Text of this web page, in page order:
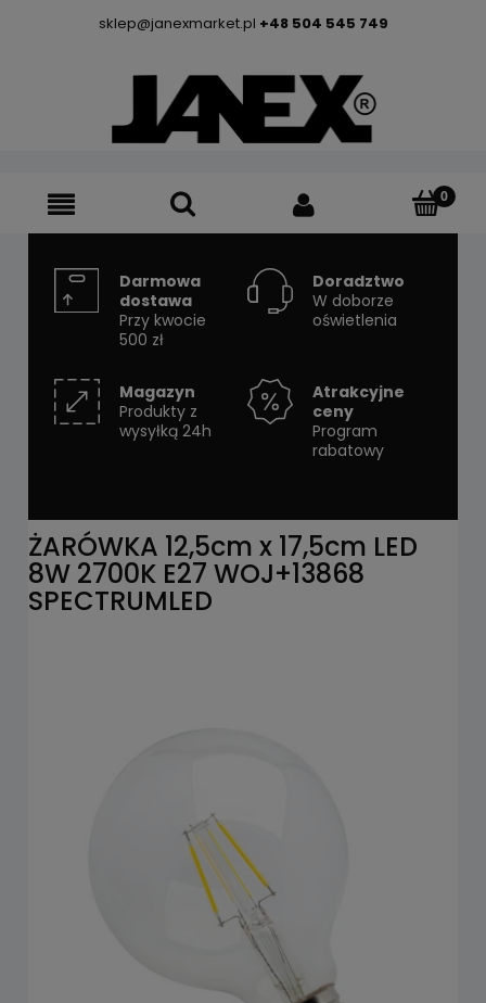
sklep@janexmarket.pl +48 504 545 749
Darmowa
dostawa
Przy kwocie
500 zł
Doradztwo
W doborze
oświetlenia
Magazyn
Produkty z
wysyłką 24h
Atrakcyjne
ceny
Program
rabatowy
ŻARÓWKA 12,5cm x 17,5cm LED
8W 2700K E27 WOJ+13868
SPECTRUMLED